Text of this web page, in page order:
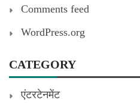
Comments feed
WordPress.org
CATEGORY
एंटरटेनमेंट